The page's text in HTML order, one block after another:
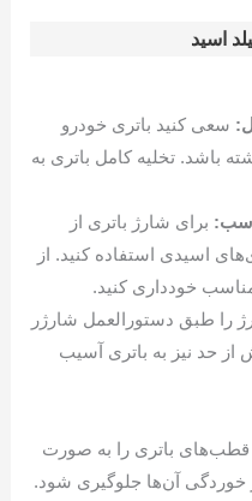
اسید
سعی کنید باتری خودرو
باشد. تخلیه کامل باتری به
برای شارژ باتری از
اسیدی استفاده کنید. از
خودداری کنید.
را طبق دستورالعمل شارژر
از حد نیز به باتری آسیب
قطب‌های باتری را به صورت
خوردگی آن‌ها جلوگیری شود.